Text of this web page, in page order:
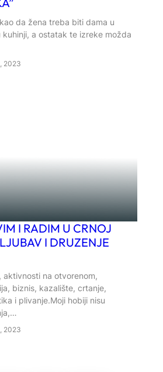
da žena treba biti dama u
kuhinji, a ostatak te izreke možda
2023
I RADIM U CRNOJ
I DRUZENJE
aktivnosti na otvorenom,
biznis, kazalište, crtanje,
i plivanje.Moji hobiji nisu
2023